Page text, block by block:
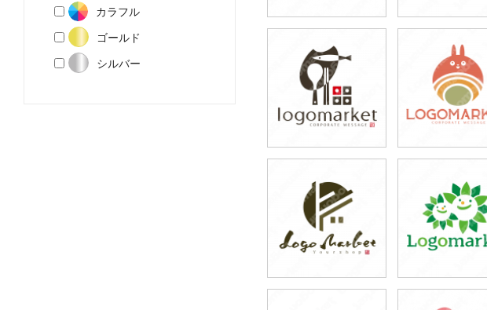
カラフル
ゴールド
シルバー
49,800円
(税込54,780円)
49,800円
(税込54,780円)
59,800円
(税込65,780円)
49,800円
(税込54,780円)